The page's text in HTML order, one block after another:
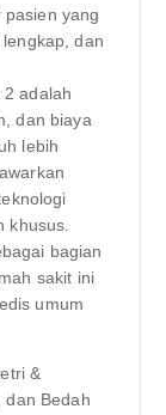
yang
dan
2 adalah
dan biaya
lebih
khusus.
bagian
sakit ini
umum
&
dan Bedah